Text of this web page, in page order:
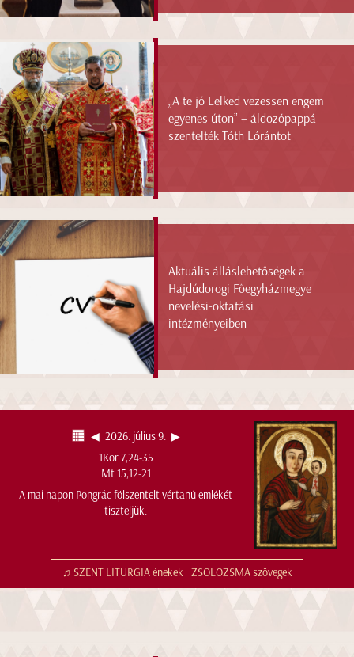
„A te jó Lelked vezessen engem
egyenes úton” – áldozópappá
szentelték Tóth Lórántot
Aktuális álláslehetőségek a
Hajdúdorogi Főegyházmegye
nevelési-oktatási
intézményeiben
◀︎ 2026. július 9. ▶︎
1Kor 7,24-35
Mt 15,12-21
A mai napon Pongrác fölszentelt vértanú emlékét
tiszteljük.
♫ SZENT LITURGIA énekek ZSOLOZSMA szövegek